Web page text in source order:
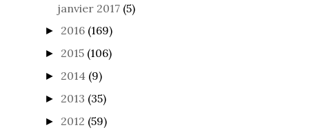
janvier 2017 (5)
► 2016 (169)
► 2015 (106)
► 2014 (9)
► 2013 (35)
► 2012 (59)